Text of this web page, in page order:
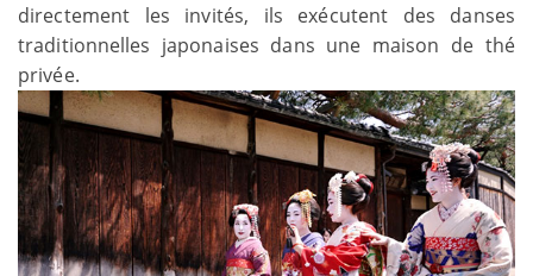
directement les invités, ils exécutent des danses
traditionnelles japonaises dans une maison de thé
privée.